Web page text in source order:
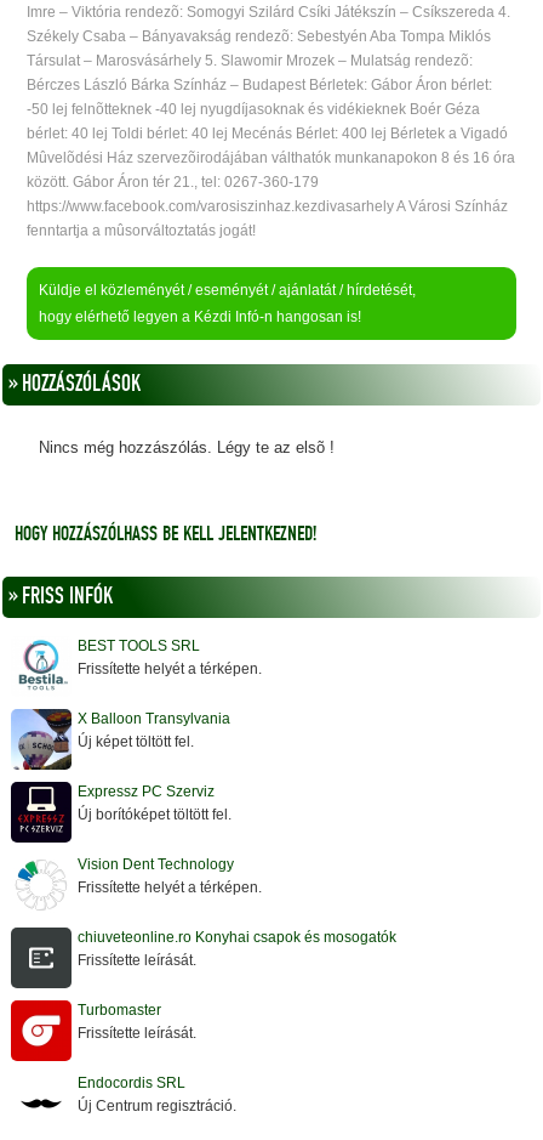
Imre – Viktória rendezõ: Somogyi Szilárd Csíki Játékszín – Csíkszereda 4.
Székely Csaba – Bányavakság rendezõ: Sebestyén Aba Tompa Miklós
Társulat – Marosvásárhely 5. Slawomir Mrozek – Mulatság rendezõ:
Bérczes László Bárka Színház – Budapest Bérletek: Gábor Áron bérlet:
-50 lej felnõtteknek -40 lej nyugdíjasoknak és vidékieknek Boér Géza
bérlet: 40 lej Toldi bérlet: 40 lej Mecénás Bérlet: 400 lej Bérletek a Vigadó
Mûvelõdési Ház szervezõirodájában válthatók munkanapokon 8 és 16 óra
között. Gábor Áron tér 21., tel: 0267-360-179
https://www.facebook.com/varosiszinhaz.kezdivasarhely A Városi Színház
fenntartja a mûsorváltoztatás jogát!
Küldje el közleményét / eseményét / ajánlatát / hírdetését,
hogy elérhető legyen a Kézdi Infó-n hangosan is!
» HOZZÁSZÓLÁSOK
Nincs még hozzászólás. Légy te az elsõ !
HOGY HOZZÁSZÓLHASS BE KELL JELENTKEZNED!
» FRISS INFÓK
BEST TOOLS SRL
Frissítette helyét a térképen.
X Balloon Transylvania
Új képet töltött fel.
Expressz PC Szerviz
Új borítóképet töltött fel.
Vision Dent Technology
Frissítette helyét a térképen.
chiuveteonline.ro Konyhai csapok és mosogatók
Frissítette leírását.
Turbomaster
Frissítette leírását.
Endocordis SRL
Új Centrum regisztráció.